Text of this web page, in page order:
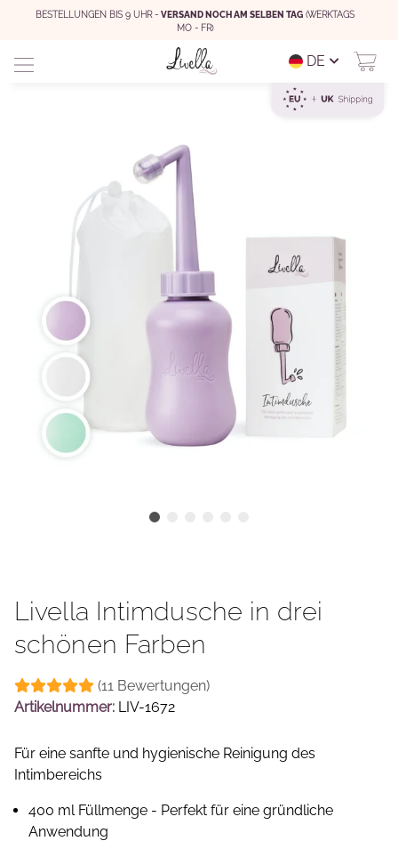
BESTELLUNGEN BIS 9 UHR -VERSAND NOCH AM SELBEN TAG (WERKTAGS
MO - FR)
DE
Livella Intimdusche in drei
schönen Farben
(11 Bewertungen)
Artikelnummer: LIV-1672
Für eine sanfte und hygienische Reinigung des
Intimbereichs
400 ml Füllmenge - Perfekt für eine gründliche
Anwendung